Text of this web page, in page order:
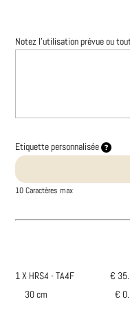
Notez l'utilisation prévue ou
Etiquette personnalisée
10 Caractères max
1 X HRS4 - TA4F
€
30 cm
€